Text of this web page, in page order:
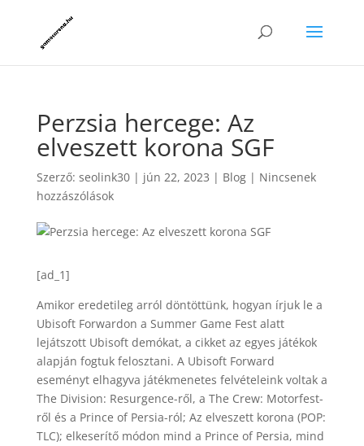
Perzsia hercege: Az
elveszett korona SGF
Szerző: seolink30| jún 22, 2023 | Blog| Nincsenek
hozzászólások
[ad_1]
Amikor eredetileg arról döntöttünk, hogyan írjuk le a
Ubisoft Forwardon a Summer Game Fest alatt
lejátszott Ubisoft demókat, a cikket az egyes játékok
alapján fogtuk felosztani. A Ubisoft Forward
eseményt elhagyva játékmenetes felvételeink voltak a
The Division: Resurgence-ről, a The Crew: Motorfest-
ről és a Prince of Persia-ról; Az elveszett korona (POP:
TLC); elkeserítő módon mind a Prince of Persia, mind